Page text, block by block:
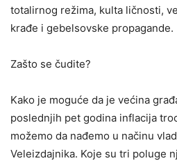
totalirnog režima, kulta ličnosti,
krađe i gebelsovske propagande.
Zašto se čudite?
Kako je moguće da je većina
poslednjih pet godina inflacija
možemo da nađemo u načinu
Veleizdajnika. Koje su tri poluge